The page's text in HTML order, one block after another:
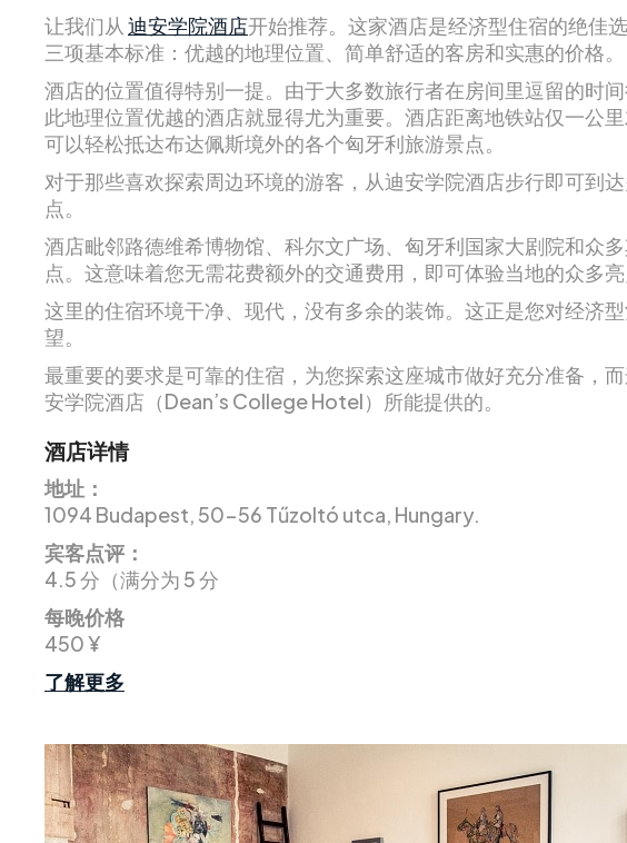
让我们从 迪安学院酒店开始推荐。这家酒店是经济型住宿的绝佳
三项基本标准：优越的地理位置、简单舒适的客房和实惠的价格。
酒店的位置值得特别一提。由于大多数旅行者在房间里逗留的时
此地理位置优越的酒店就显得尤为重要。酒店距离地铁站仅一公
可以轻松抵达布达佩斯境外的各个匈牙利旅游景点。
对于那些喜欢探索周边环境的游客，从迪安学院酒店步行即可到
点。
酒店毗邻路德维希博物馆、科尔文广场、匈牙利国家大剧院和众
点。这意味着您无需花费额外的交通费用，即可体验当地的众多
这里的住宿环境干净、现代，没有多余的装饰。这正是您对经济
望。
最重要的要求是可靠的住宿，为您探索这座城市做好充分准备，
安学院酒店（Dean’s College Hotel）所能提供的。
酒店详情
地址：
1094 Budapest, 50-56 Tűzoltó utca, Hungary.
宾客点评：
4.5 分（满分为 5 分
每晚价格
450 ¥
了解更多